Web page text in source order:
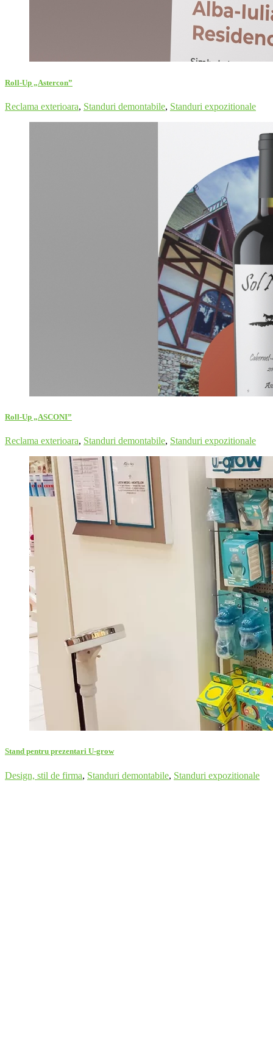
Roll-Up „Astercon”
Reclama exterioara, Standuri demontabile, Standuri expozitionale
Roll-Up „ASCONI”
Reclama exterioara, Standuri demontabile, Standuri expozitionale
Stand pentru prezentari U-grow
Design, stil de firma, Standuri demontabile, Standuri expozitionale